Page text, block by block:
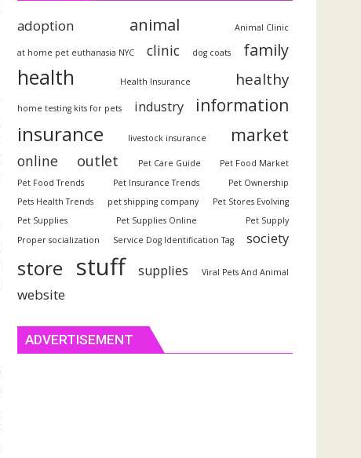
adoption animal Animal Clinic
at home pet euthanasia NYC clinic dog coats family
health Health Insurance healthy
home testing kits for pets industry information
insurance livestock insurance market
online outlet Pet Care Guide
Pet Food Market
Pet Food Trends
Pet Insurance Trends
Pet Ownership
Pets Health Trends
pet shipping company
Pet Stores Evolving
Pet Supplies
Pet Supplies Online
Pet Supply
Proper socialization
Service Dog Identification Tag society
store stuff supplies Viral Pets And Animal
website
ADVERTISEMENT